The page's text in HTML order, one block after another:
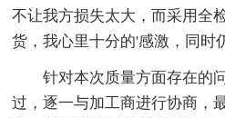
不让我方损失太大，而采用全
货，我心里十分的'感激，同时
针对本次质量方面存在的
过，逐一与加工商进行协商，